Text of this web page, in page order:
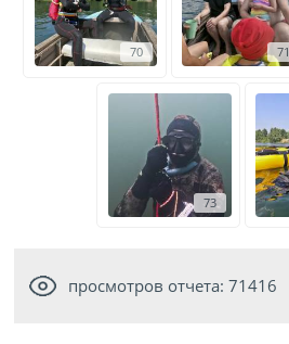
70 71
73
просмотров отчета: 71416